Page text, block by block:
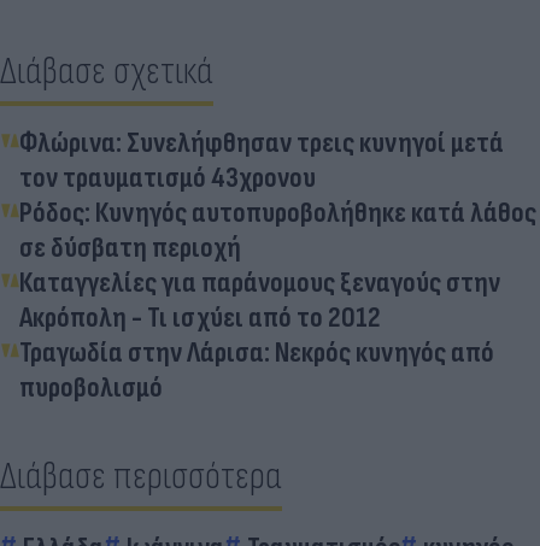
Διάβασε σχετικά
Φλώρινα: Συνελήφθησαν τρεις κυνηγοί μετά
τον τραυματισμό 43χρονου
Ρόδος: Κυνηγός αυτοπυροβολήθηκε κατά λάθος
σε δύσβατη περιοχή
Καταγγελίες για παράνομους ξεναγούς στην
Ακρόπολη - Τι ισχύει από το 2012
Τραγωδία στην Λάρισα: Νεκρός κυνηγός από
πυροβολισμό
Διάβασε περισσότερα